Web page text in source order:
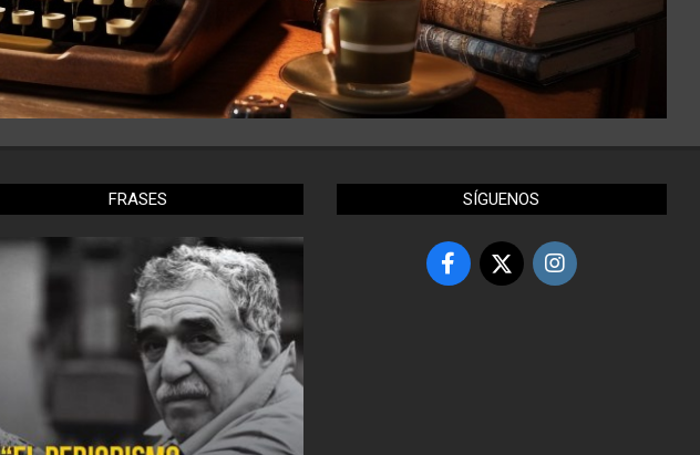
FRASES SÍGUENOS